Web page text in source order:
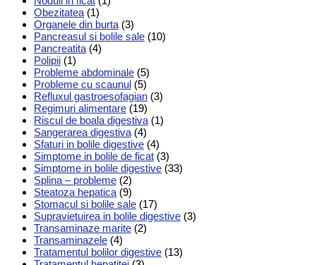
Obezitatea (1)
Organele din burta (3)
Pancreasul si bolile sale (10)
Pancreatita (4)
Polipii (1)
Probleme abdominale (5)
Probleme cu scaunul (5)
Refluxul gastroesofagian (3)
Regimuri alimentare (19)
Riscul de boala digestiva (1)
Sangerarea digestiva (4)
Sfaturi in bolile digestive (4)
Simptome in bolile de ficat (3)
Simptome in bolile digestive (33)
Splina – probleme (2)
Steatoza hepatica (9)
Stomacul si bolile sale (17)
Supravietuirea in bolile digestive (3)
Transaminaze marite (2)
Transaminazele (4)
Tratamentul bolilor digestive (13)